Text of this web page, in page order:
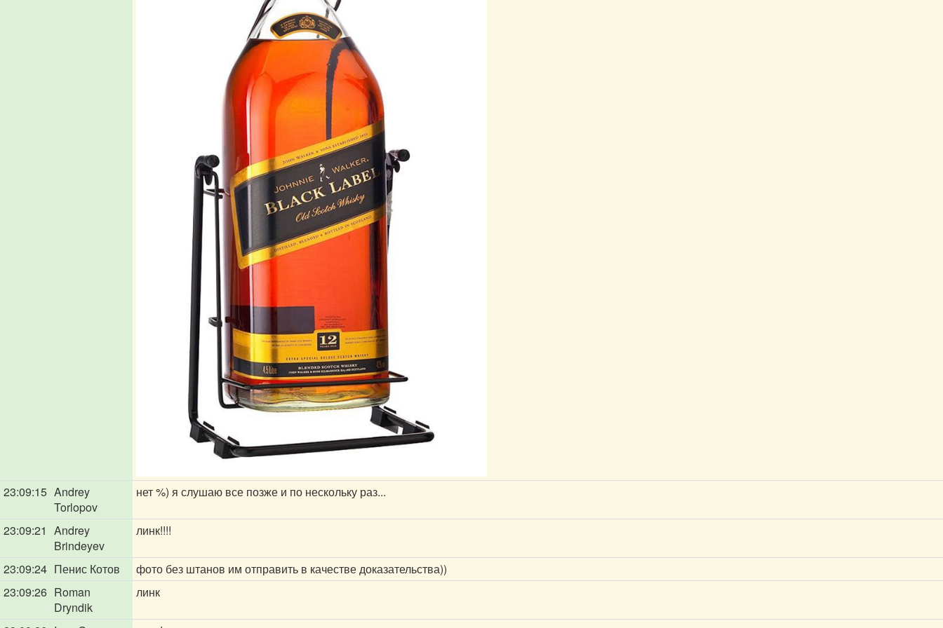
23:09:15 Andrey
Torlopov
нет %) я слушаю все позже и по нескольку раз...
23:09:21 Andrey
Brindeyev
линк!!!!
23:09:24 Пенис Котов
фото без штанов им отправить в качестве доказательства))
23:09:26 Roman
Dryndik
линк